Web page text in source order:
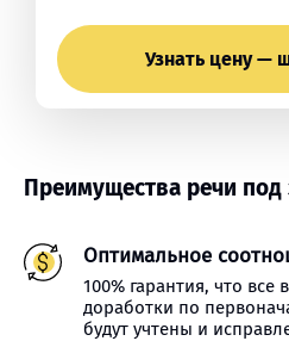
Узнать цену —
Преимущества речи под
Оптимальное
100% гарантия, что
доработки по
будут учтены и